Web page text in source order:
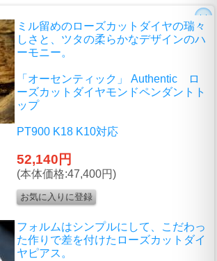
ミル留めのローズカットダイヤの瑞々
しさと、ツタの柔らかなデザインのハ
ーモニー。
「オーセンティック」 Authentic ロ
ーズカットダイヤモンドペンダントト
ップ
PT900 K18 K10対応
52,140円
(本体価格:47,400円)
フォルムはシンプルにして、こだわっ
た作りで差を付けたローズカットダイ
ヤピアス。